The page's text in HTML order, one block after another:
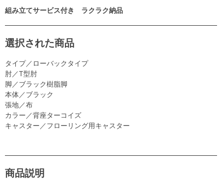
組み立てサービス付き ラクラク納品
選択された商品
タイプ／ローバックタイプ
肘／T型肘
脚／ブラック樹脂脚
本体／ブラック
張地／布
カラー／背座ターコイズ
キャスター／フローリング用キャスター
商品説明